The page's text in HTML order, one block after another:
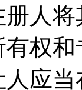
人
权
应